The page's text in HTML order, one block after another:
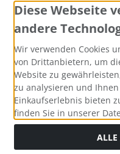
Zahlungsmethoden
Social Media
Diese Webseite
andere
Wir verwenden Cookies
von Drittanbietern, um
Website zu
zu analysieren und
Einkaufserlebnis bieten
finden Sie in unserer
ALLE